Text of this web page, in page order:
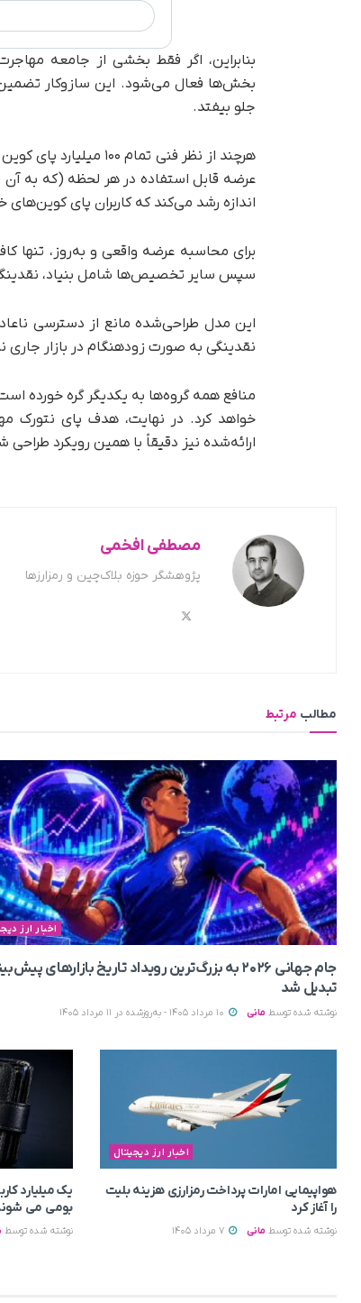
بنابراین، اگر فقط بخشی از جامعه
بخش‌ها فعال می‌شود. این سازوکار
جلو بیفتد.
اندازه رشد می‌کند که کاربران پای
سپس سایر تخصیص‌ها شامل بنیاد،
این مدل طراحی‌شده مانع از دسترسی
نقدینگی به صورت زودهنگام در بازار
منافع همه گروه‌ها به یکدیگر گره خورده
خواهد کرد. در نهایت، هدف پای نتورک
ارائه‌شده نیز دقیقاً با همین رویکرد
مصطفی افخمی
پژوهشگر حوزه بلاک‌چین و رمزارزها
مطالب مرتبط
اخبار ارز
جام جهانی ۲۰۲۶ به بزرگ‌ترین رویداد تاریخ بازارهای
تبدیل شد
نوشته شده توسط مانی
اخبار ارز دیجیتال
هواپیمایی امارات پرداخت رمزارزی هزینه بلیت
را آغاز کرد
نوشته شده توسط مانی
یک میلیارد
بومی می‌
نوشته شده توسط